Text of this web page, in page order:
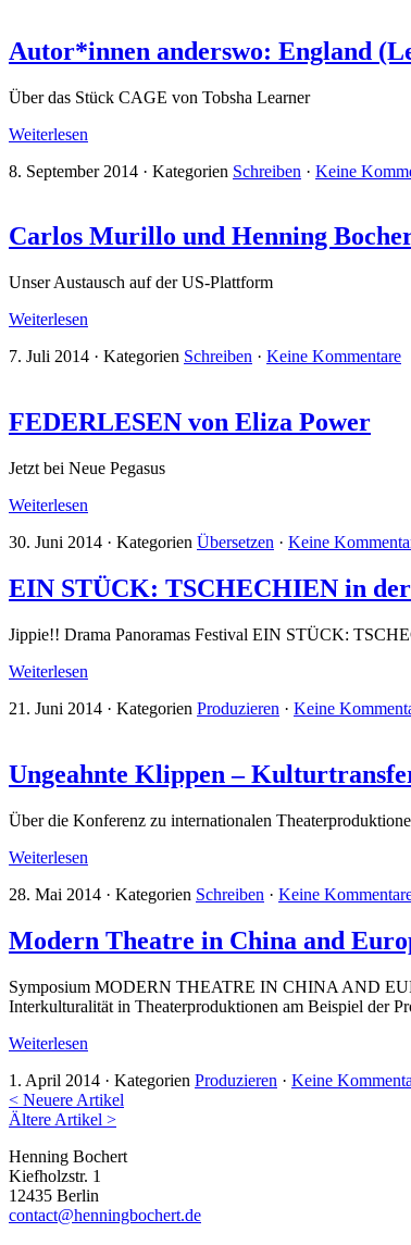
Autor*innen anderswo: England
Über das Stück CAGE von Tobsha Learner
Weiterlesen
8. September 2014 · Kategorien Schreiben · Keine
Carlos Murillo und Henning
Unser Austausch auf der US-Plattform
Weiterlesen
7. Juli 2014 · Kategorien Schreiben · Keine Kommentare
FEDERLESEN von Eliza Power
Jetzt bei Neue Pegasus
Weiterlesen
30. Juni 2014 · Kategorien Übersetzen · Keine
EIN STÜCK: TSCHECHIEN in
Jippie!! Drama Panoramas Festival EIN STÜCK:
Weiterlesen
21. Juni 2014 · Kategorien Produzieren · Keine
Ungeahnte Klippen –
Über die Konferenz zu internationalen
Weiterlesen
28. Mai 2014 · Kategorien Schreiben · Keine
Modern Theatre in China and
Symposium MODERN THEATRE IN CHINA AND
Interkulturalität in Theaterproduktionen am Beispiel der
Weiterlesen
1. April 2014 · Kategorien Produzieren · Keine
< Neuere Artikel
Ältere Artikel >
Henning Bochert
Kiefholzstr. 1
12435 Berlin
contact@henningbochert.de